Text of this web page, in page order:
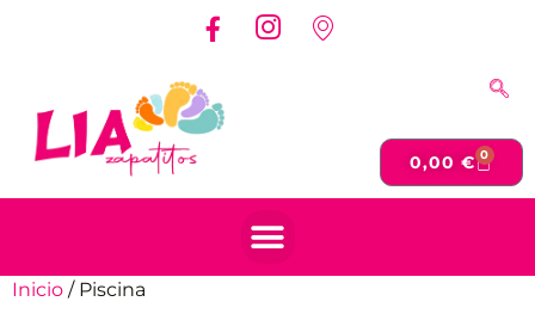
0,00€ 0
Inicio / Piscina